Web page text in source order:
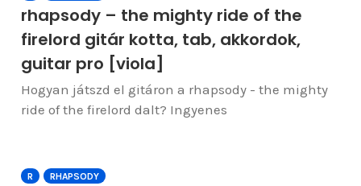
rhapsody – the mighty ride of the
firelord gitár kotta, tab, akkordok,
guitar pro [viola]
Hogyan játszd el gitáron a rhapsody - the mighty
ride of the firelord dalt? Ingyenes
R RHAPSODY